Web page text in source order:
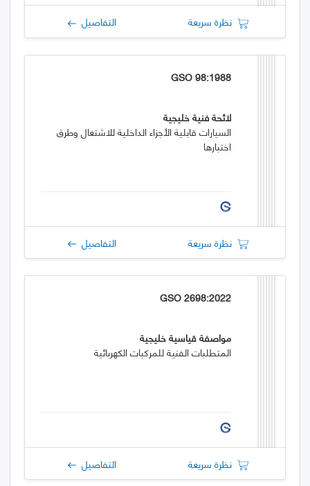
نظرة سريعة التفاصيل
GSO 98:1988
لائحة فنية خليجية
السيارات قابلية الأجزاء الداخلية للاشتعال وطرق
اختبارها
نظرة سريعة التفاصيل
GSO 2698:2022
مواصفة قياسية خليجية
المتطلبات الفنية للمركبات الكهربائية
نظرة سريعة التفاصيل